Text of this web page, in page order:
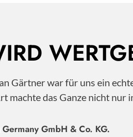
Gärtner war für uns ein
machte das Ganze nicht
GmbH & Co. KG.